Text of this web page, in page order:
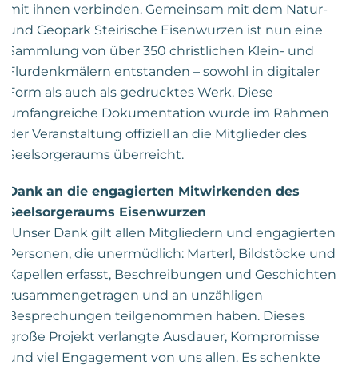
mit ihnen verbinden. Gemeinsam mit dem Natur-
und Geopark Steirische Eisenwurzen ist nun eine
Sammlung von über 350 christlichen Klein- und
Flurdenkmälern entstanden – sowohl in digitaler
Form als auch als gedrucktes Werk. Diese
umfangreiche Dokumentation wurde im Rahmen
der Veranstaltung offiziell an die Mitglieder des
Seelsorgeraums überreicht.
Dank an die engagierten Mitwirkenden des
Seelsorgeraums Eisenwurzen
„Unser Dank gilt allen Mitgliedern und engagierten
Personen, die unermüdlich: Marterl, Bildstöcke und
Kapellen erfasst, Beschreibungen und Geschichten
zusammengetragen und an unzähligen
Besprechungen teilgenommen haben. Dieses
große Projekt verlangte Ausdauer, Kompromisse
und viel Engagement von uns allen. Es schenkte